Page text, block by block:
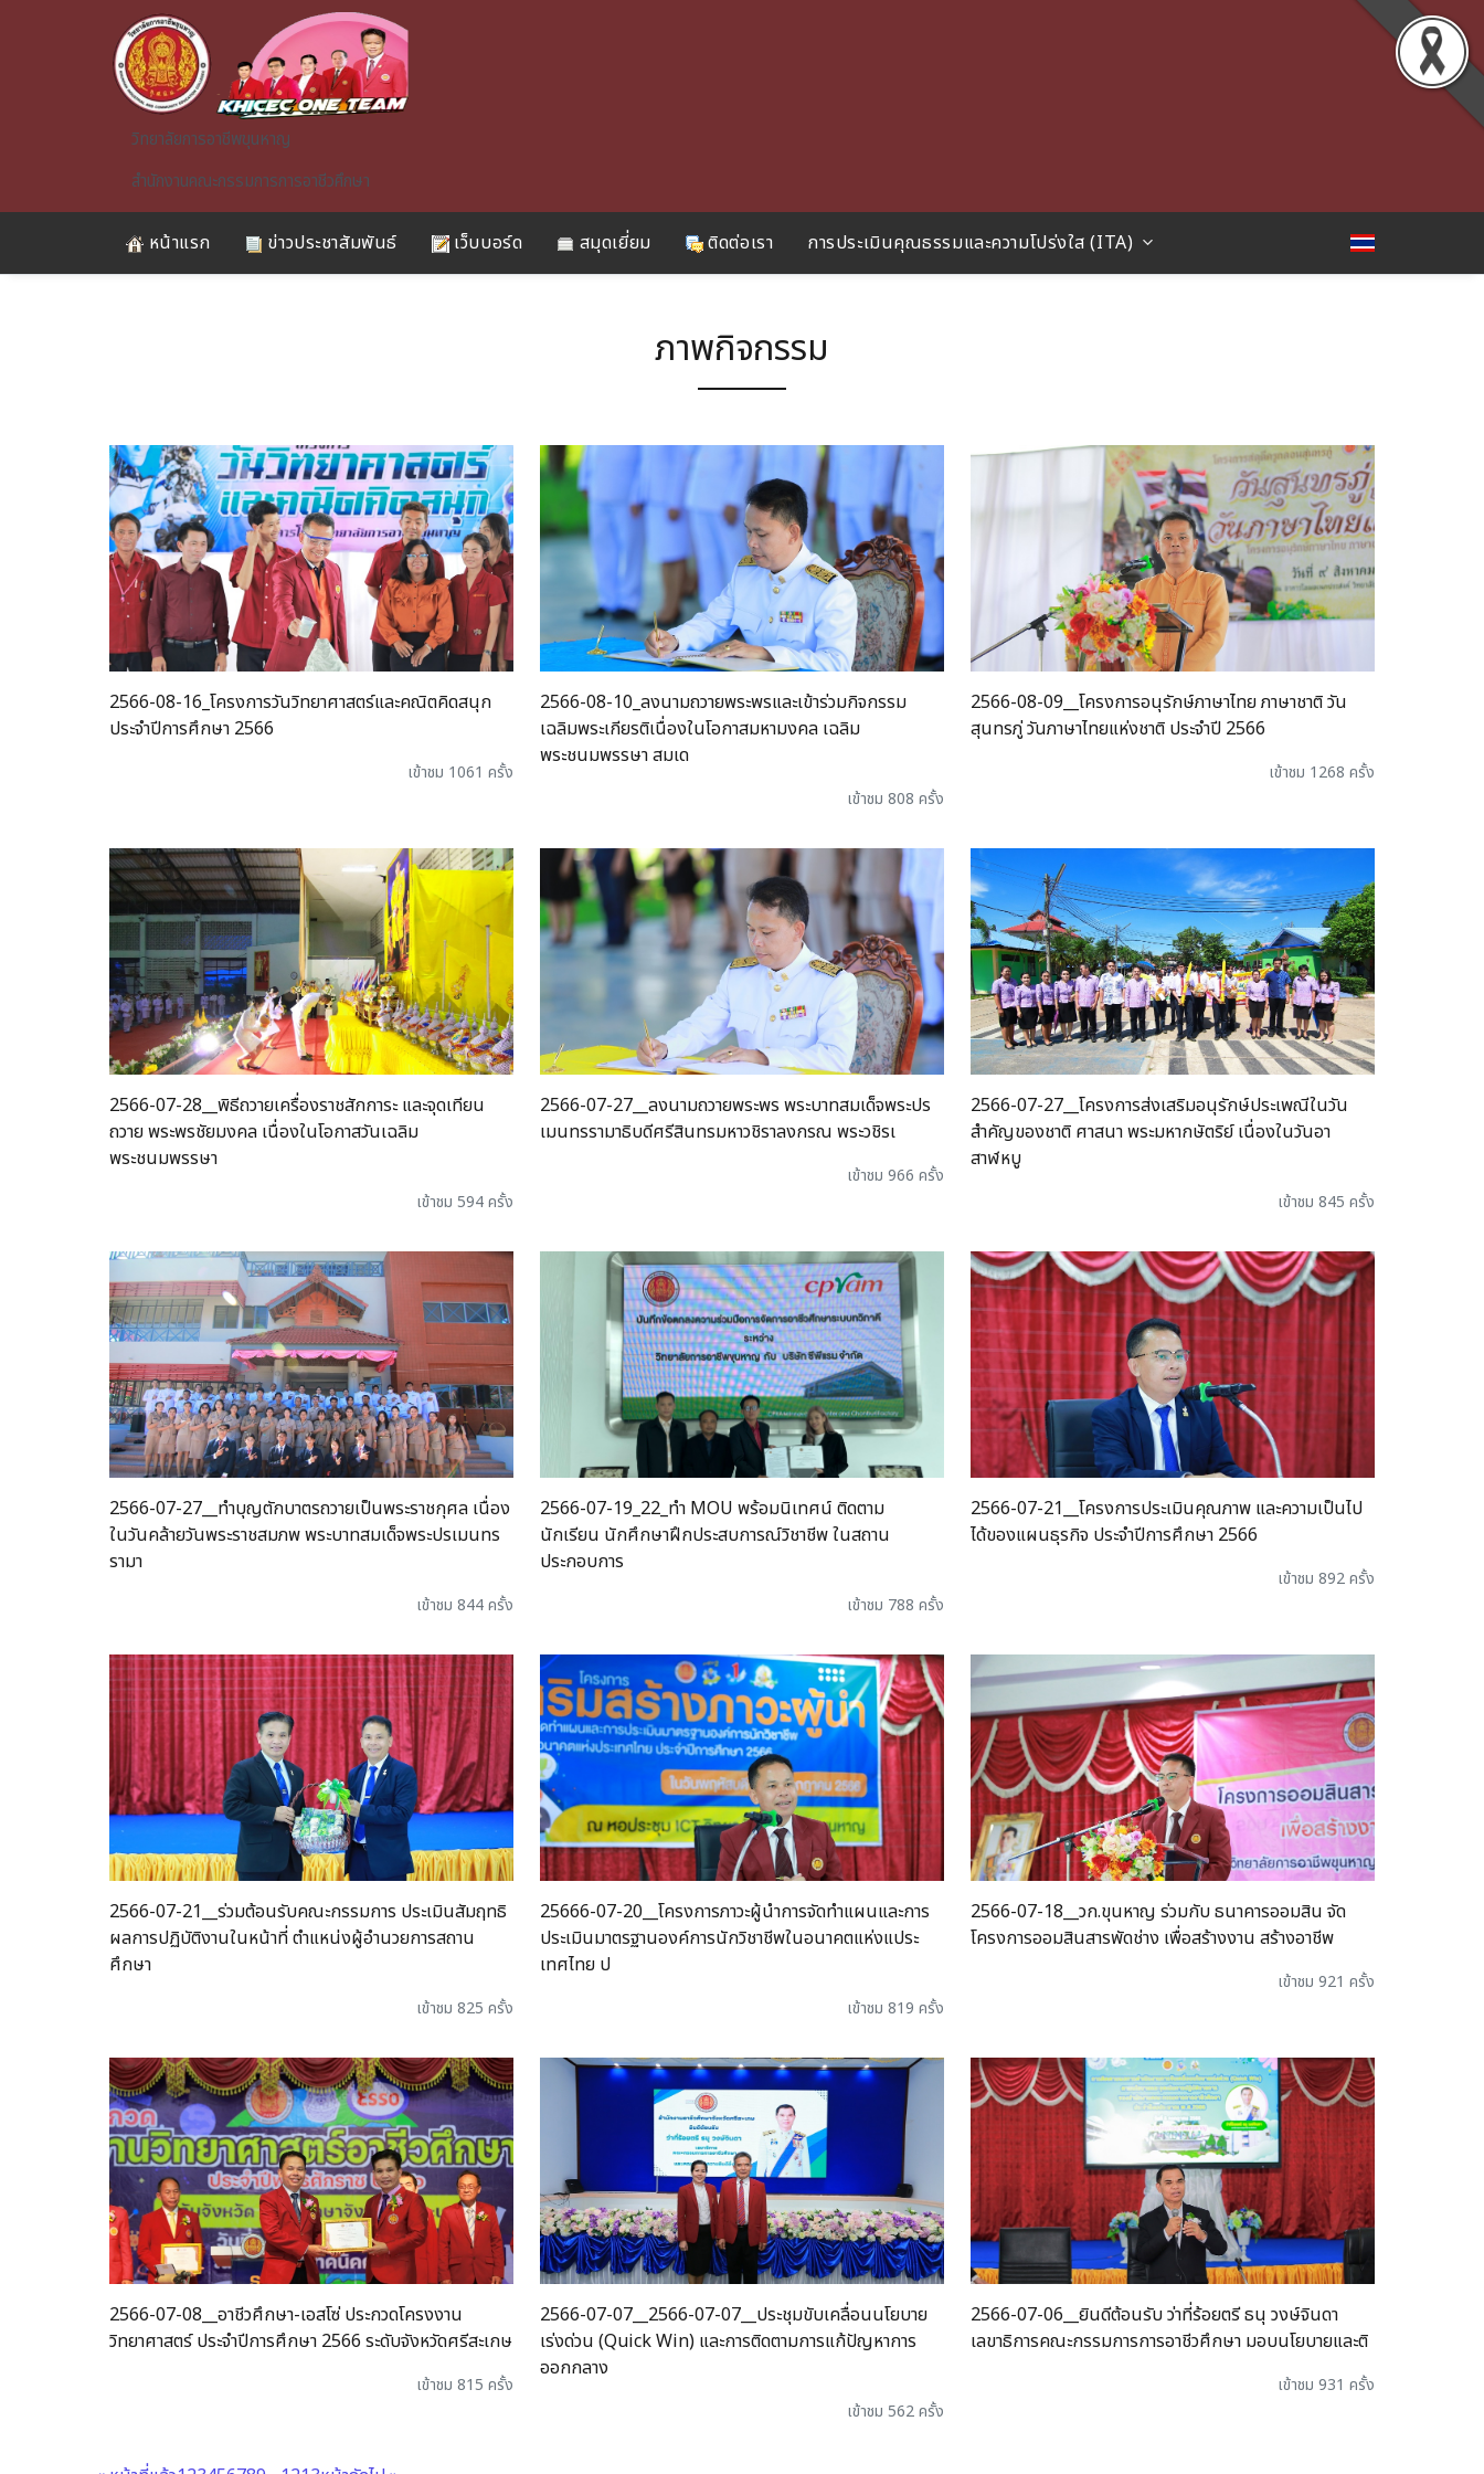
Skip to main content
วิทยาลัยการอาชีพขุนหาญ
สำนักงานคณะกรรมการการอาชีวศึกษา
หน้าแรก ข่าวประชาสัมพันธ์ เว็บบอร์ด สมุดเยี่ยม ติดต่อเรา การประเมินคุณธรรมและความโปร่งใส (ITA)
ภาพกิจกรรม
2566-08-16_โครงการวันวิทยาศาสตร์และคณิตคิดสนุก
ประจำปีการศึกษา 2566
เข้าชม 1061 ครั้ง
2566-08-10_ลงนามถวายพระพรและเข้าร่วมกิจกรรม
เฉลิมพระเกียรติเนื่องในโอกาสมหามงคล เฉลิม
พระชนมพรรษา สมเด
เข้าชม 808 ครั้ง
2566-08-09__โครงการอนุรักษ์ภาษาไทย ภาษาชาติ วัน
สุนทรภู่ วันภาษาไทยแห่งชาติ ประจำปี 2566
เข้าชม 1268 ครั้ง
2566-07-28__พิธีถวายเครื่องราชสักการะ และจุดเทียน
ถวาย พระพรชัยมงคล เนื่องในโอกาสวันเฉลิม
พระชนมพรรษา
เข้าชม 594 ครั้ง
2566-07-27__ลงนามถวายพระพร พระบาทสมเด็จพระปร
เมนทรรามาธิบดีศรีสินทรมหาวชิราลงกรณ พระวชิรเ
เข้าชม 966 ครั้ง
2566-07-27__โครงการส่งเสริมอนุรักษ์ประเพณีในวัน
สำคัญของชาติ ศาสนา พระมหากษัตริย์ เนื่องในวันอา
สาฬหบู
เข้าชม 845 ครั้ง
2566-07-27__ทำบุญตักบาตรถวายเป็นพระราชกุศล เนื่อง
ในวันคล้ายวันพระราชสมภพ พระบาทสมเด็จพระปรเมนทร
รามา
เข้าชม 844 ครั้ง
2566-07-19_22_ทำ MOU พร้อมนิเทศน์ ติดตาม
นักเรียน นักศึกษาฝึกประสบการณ์วิชาชีพ ในสถาน
ประกอบการ
เข้าชม 788 ครั้ง
2566-07-21__โครงการประเมินคุณภาพ และความเป็นไป
ได้ของแผนธุรกิจ ประจำปีการศึกษา 2566
เข้าชม 892 ครั้ง
2566-07-21__ร่วมต้อนรับคณะกรรมการ ประเมินสัมฤทธิ
ผลการปฏิบัติงานในหน้าที่ ตำแหน่งผู้อำนวยการสถาน
ศึกษา
เข้าชม 825 ครั้ง
25666-07-20__โครงการภาวะผู้นำการจัดทำแผนและการ
ประเมินมาตรฐานองค์การนักวิชาชีพในอนาคตแห่งแประ
เทศไทย ป
เข้าชม 819 ครั้ง
2566-07-18__วก.ขุนหาญ ร่วมกับ ธนาคารออมสิน จัด
โครงการออมสินสารพัดช่าง เพื่อสร้างงาน สร้างอาชีพ
เข้าชม 921 ครั้ง
2566-07-08__อาชีวศึกษา-เอสโซ่ ประกวดโครงงาน
วิทยาศาสตร์ ประจำปีการศึกษา 2566 ระดับจังหวัดศรีสะเกษ
เข้าชม 815 ครั้ง
2566-07-07__2566-07-07__ประชุมขับเคลื่อนนโยบาย
เร่งด่วน (Quick Win) และการติดตามการแก้ปัญหาการ
ออกกลาง
เข้าชม 562 ครั้ง
2566-07-06__ยินดีต้อนรับ ว่าที่ร้อยตรี ธนุ วงษ์จินดา
เลขาธิการคณะกรรมการการอาชีวศึกษา มอบนโยบายและติ
เข้าชม 931 ครั้ง